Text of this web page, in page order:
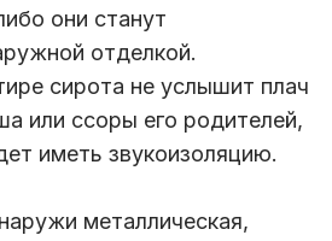
они станут
отделкой.
сирота не услышит плач
или ссоры его родителей,
иметь звукоизоляцию.
металлическая,